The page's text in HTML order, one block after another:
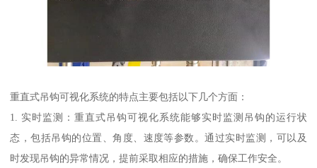
重直式吊钩可视化系统的特点主要包括以下几个方面：
1. 实时监测：重直式吊钩可视化系统能够实时监测吊钩的运行状
态，包括吊钩的位置、角度、速度等参数。通过实时监测，可以及
时发现吊钩的异常情况，提前采取相应的措施，确保工作安全。